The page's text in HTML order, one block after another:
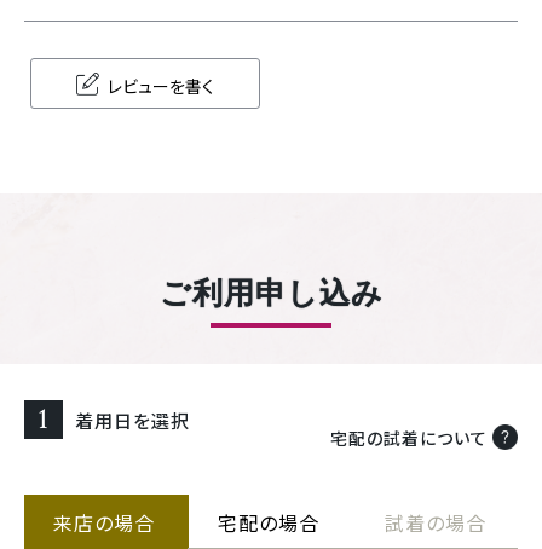
レビューを書く
ご利用申し込み
1 着用日を選択
宅配の試着について
来店の場合 宅配の場合 試着の場合